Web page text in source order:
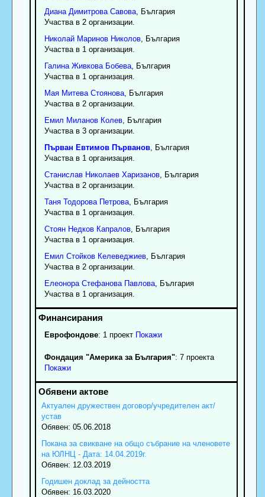
Диана Димитрова Савова, България
Участва в 2 организации.
Николай Маринов Николов, България
Участва в 1 организация.
Галина Живкова Бобева, България
Участва в 1 организация.
Мая Митева Стоянова, България
Участва в 2 организации.
Емил Миланов Колев, България
Участва в 3 организации.
Първан Евтимов Първанов, България
Участва в 1 организация.
Станислав Николаев Харизанов, България
Участва в 2 организации.
Таня Тодорова Петрова, България
Участва в 1 организация.
Стоян Недков Капралов, България
Участва в 1 организация.
Емил Стойков Келеведжиев, България
Участва в 2 организации.
Елеонора Стефанова Павлова, България
Участва в 1 организация.
Еврофондове: 1 проект Покажи
Фондация "Америка за България": 7 проекта
Покажи
Актуален дружествен договор/учредителен акт/
устав
Обявен: 05.06.2018
Покана за свикване на общо събрание на членовете
на ЮЛНЦ - Дата: 14.04.2019г.
Обявен: 12.03.2019
Годишен доклад за дейността
Обявен: 16.03.2020